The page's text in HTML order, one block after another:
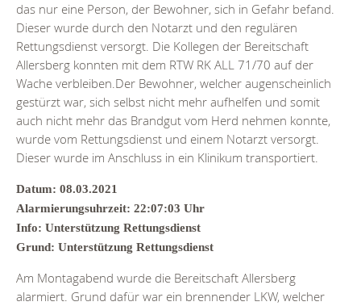
das nur eine Person, der Bewohner, sich in Gefahr befand.
Dieser wurde durch den Notarzt und den regulären
Rettungsdienst versorgt. Die Kollegen der Bereitschaft
Allersberg konnten mit dem RTW RK ALL 71/70 auf der
Wache verbleiben.Der Bewohner, welcher augenscheinlich
gestürzt war, sich selbst nicht mehr aufhelfen und somit
auch nicht mehr das Brandgut vom Herd nehmen konnte,
wurde vom Rettungsdienst und einem Notarzt versorgt.
Dieser wurde im Anschluss in ein Klinikum transportiert.
Datum: 08.03.2021
Alarmierungsuhrzeit: 22:07:03 Uhr
Info: Unterstützung Rettungsdienst
Grund: Unterstützung Rettungsdienst
Am Montagabend wurde die Bereitschaft Allersberg
alarmiert. Grund dafür war ein brennender LKW, welcher